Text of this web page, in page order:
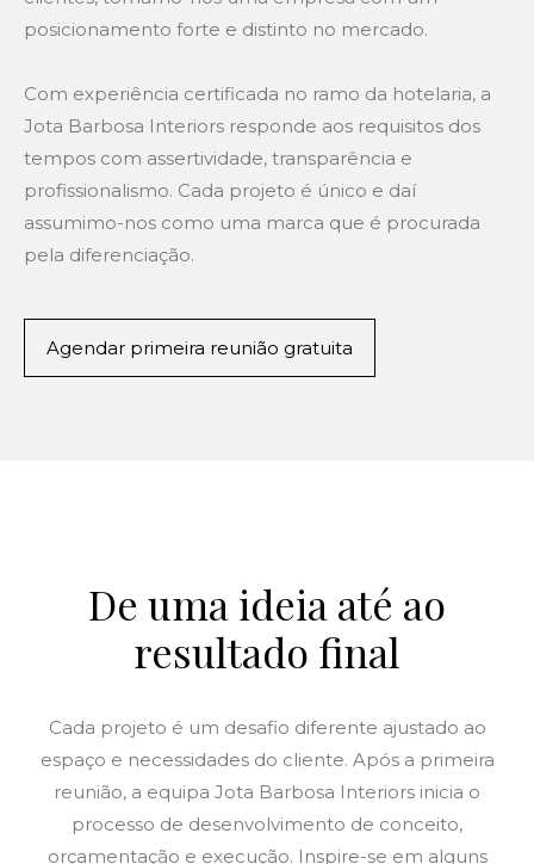
posicionamento forte e distinto no mercado.
Com experiência certificada no ramo da hotelaria, a
Jota Barbosa Interiors responde aos requisitos dos
tempos com assertividade, transparência e
profissionalismo. Cada projeto é único e daí
assumimo-nos como uma marca que é procurada
pela diferenciação.
Agendar primeira reunião gratuita
De uma ideia até ao
resultado final
Cada projeto é um desafio diferente ajustado ao
espaço e necessidades do cliente. Após a primeira
reunião, a equipa Jota Barbosa Interiors inicia o
processo de desenvolvimento de conceito,
orçamentação e execução. Inspire-se em alguns